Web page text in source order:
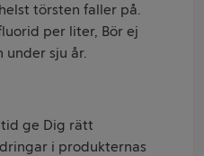
törsten faller på.
per liter, Bör ej
under sju år.
ge Dig rätt
i produkternas